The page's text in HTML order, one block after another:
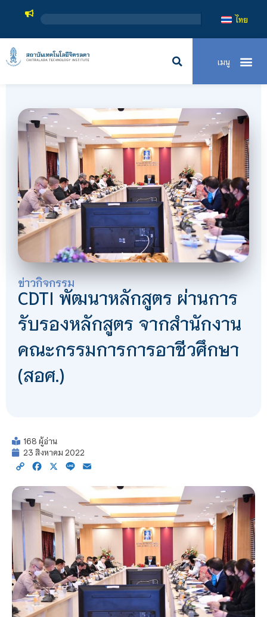
สถาบันเทคโน
ไทย
ข่าวกิจกรรม
CDTI พัฒนาหลักสูตร ผ่านการ
รับรองหลักสูตร จากสำนักงาน
คณะกรรมการการอาชีวศึกษา
(สอศ.)
168 ผู้อ่าน
23 สิงหาคม 2022
Copy Facebook
X Line